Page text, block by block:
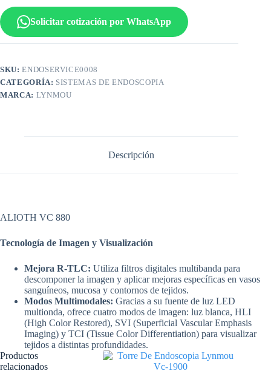
Solicitar cotización por WhatsApp
SKU:ENDOSERVICE0008
CATEGORÍA: SISTEMAS DE ENDOSCOPIA
MARCA: LYNMOU
Descripción
ALIOTH VC 880
Tecnología de Imagen y Visualización
Mejora R-TLC: Utiliza filtros digitales multibanda para
descomponer la imagen y aplicar mejoras específicas en vasos
sanguíneos, mucosa y contornos de tejidos.
Modos Multimodales: Gracias a su fuente de luz LED
multionda, ofrece cuatro modos de imagen: luz blanca, HLI
(High Color Restored), SVI (Superficial Vascular Emphasis
Imaging) y TCI (Tissue Color Differentiation) para visualizar
tejidos a distintas profundidades.
Productos
relacionados